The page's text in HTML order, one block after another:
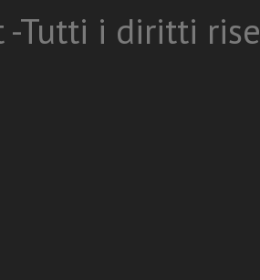
-Tutti i diritti